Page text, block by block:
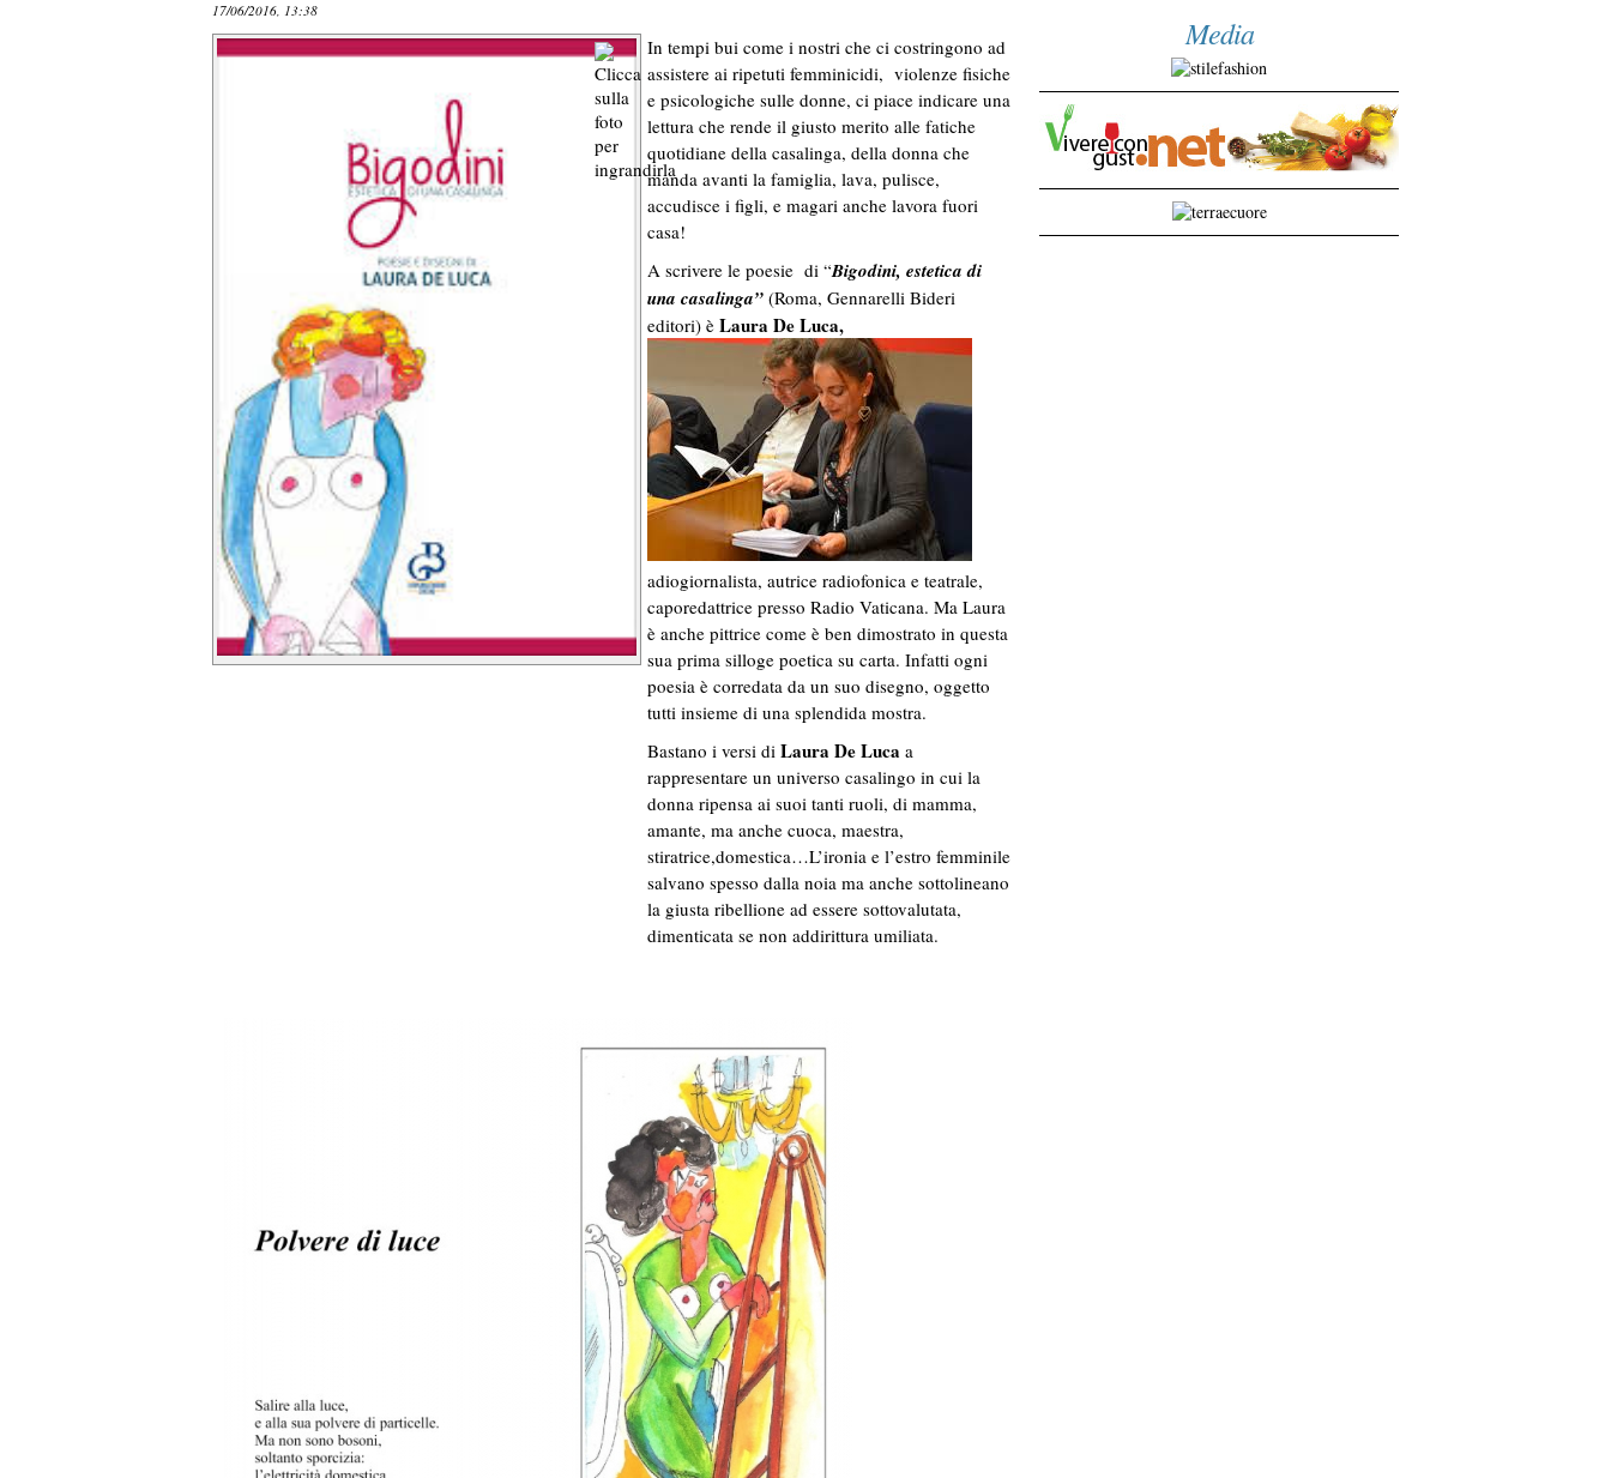
17/06/2016, 13:38
In tempi bui come i nostri che ci costringono ad
assistere ai ripetuti femminicidi, violenze fisiche
e psicologiche sulle donne, ci piace indicare una
lettura che rende il giusto merito alle fatiche
quotidiane della casalinga, della donna che
manda avanti la famiglia, lava, pulisce,
accudisce i figli, e magari anche lavora fuori
casa!
A scrivere le poesie di “Bigodini, estetica di
una casalinga” (Roma, Gennarelli Bideri
editori) è Laura De Luca,
adiogiornalista, autrice radiofonica e teatrale,
caporedattrice presso Radio Vaticana. Ma Laura
è anche pittrice come è ben dimostrato in questa
sua prima silloge poetica su carta. Infatti ogni
poesia è corredata da un suo disegno, oggetto
tutti insieme di una splendida mostra.
Bastano i versi di Laura De Luca a
rappresentare un universo casalingo in cui la
donna ripensa ai suoi tanti ruoli, di mamma,
amante, ma anche cuoca, maestra,
stiratrice,domestica…L’ironia e l’estro femminile
salvano spesso dalla noia ma anche sottolineano
la giusta ribellione ad essere sottovalutata,
dimenticata se non addirittura umiliata.
Media